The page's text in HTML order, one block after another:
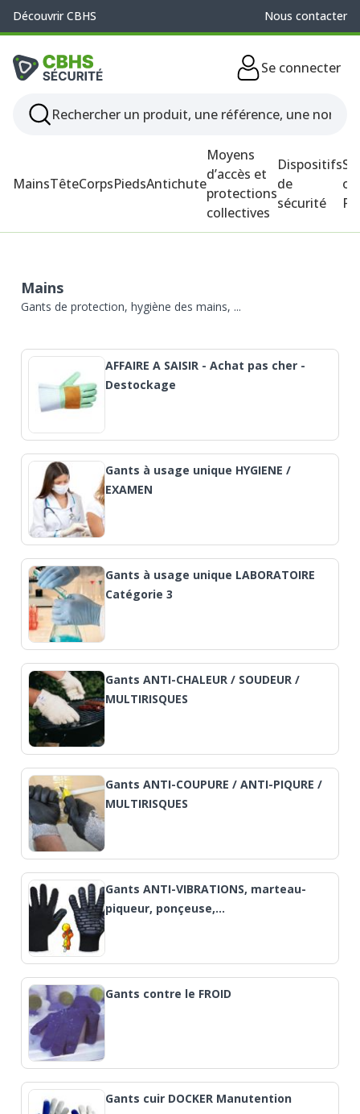
Découvrir CBHS Nous contacter
Se connecter
MainsTêteCorpsPiedsAntichute
Moyens
d’accès et
protections
collectives
Dispositifs
de
sécurité
Mains
Gants de protection, hygiène des mains, ...
AFFAIRE A SAISIR - Achat pas cher -
Destockage
Gants à usage unique HYGIENE /
EXAMEN
Gants à usage unique LABORATOIRE
Catégorie 3
Gants ANTI-CHALEUR / SOUDEUR /
MULTIRISQUES
Gants ANTI-COUPURE / ANTI-PIQURE /
MULTIRISQUES
Gants ANTI-VIBRATIONS, marteau-
piqueur, ponçeuse,…
Gants contre le FROID
Gants cuir DOCKER Manutention